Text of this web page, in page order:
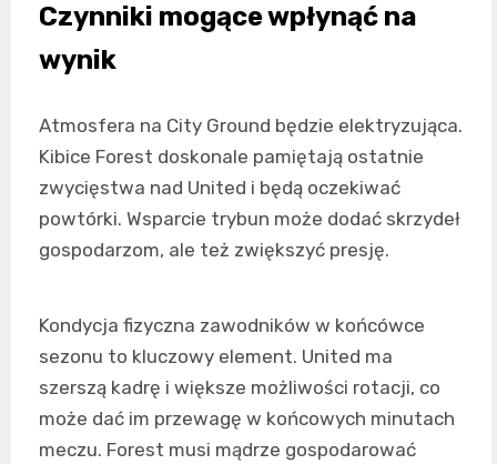
Czynniki mogące wpłynąć na
wynik
Atmosfera na City Ground będzie elektryzująca.
Kibice Forest doskonale pamiętają ostatnie
zwycięstwa nad United i będą oczekiwać
powtórki. Wsparcie trybun może dodać skrzydeł
gospodarzom, ale też zwiększyć presję.
Kondycja fizyczna zawodników w końcówce
sezonu to kluczowy element. United ma
szerszą kadrę i większe możliwości rotacji, co
może dać im przewagę w końcowych minutach
meczu. Forest musi mądrze gospodarować